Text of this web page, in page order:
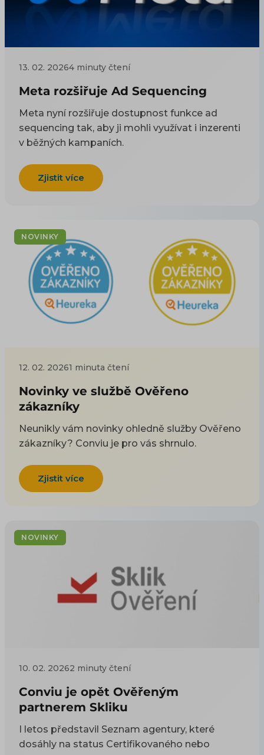
13. 02. 20264 minuty čtení
Meta rozšiřuje Ad Sequencing
Meta nyní rozšiřuje dostupnost funkce ad
sequencing tak, aby ji mohli využívat i inzerenti
v běžných kampaních.
Zjistit více
NOVINKY
12. 02. 20261 minuta čtení
Novinky ve službě Ověřeno
zákazníky
Neunikly vám novinky ohledně služby Ověřeno
zákazníky? Conviu je pro vás shrnulo.
Zjistit více
NOVINKY
10. 02. 20262 minuty čtení
Conviu je opět Ověřeným
partnerem Skliku
I letos představil Seznam agentury, které
dosáhly na status Certifikovaného nebo